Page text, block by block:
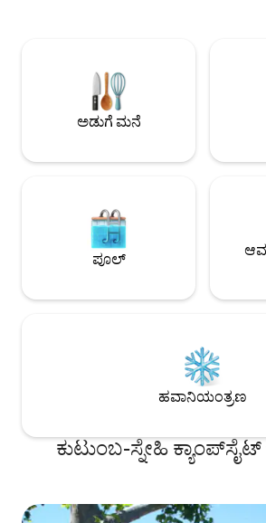
ಸ್ವಾಗತಿಸಲು ನಾವು ಆಶಿಸುತ್ತೇವೆ ಯಾವುದೇ ಹೆಚ್ಚುವರಿ
ಶುಲ್ಕವಿಲ್ಲದೆ ಪ್ರಾಣಿಗಳನ್ನು ಒಪ್ಪಿಕೊಳ್ಳಲಾಗುತ್ತದೆ ಹಾಸಿಗೆ
ಮತ್ತು ಟವೆಲ್‌ಗಳನ್ನು ಒದಗಿಸಲಾಗಿದೆ
ಅಡುಗೆ ಮನೆ
ಪೂಲ್
ಹವಾನಿಯಂತ್ರಣ
ಕುಟುಂಬ-ಸ್ನೇಹಿ